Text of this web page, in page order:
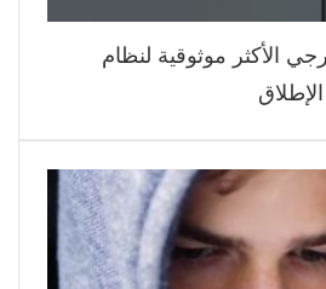
الأكثر موثوقية لنظام